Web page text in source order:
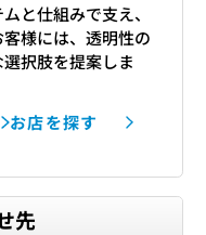
と仕組みで支え、
様には、透明性の
択肢を提案しま
お店を探す
先